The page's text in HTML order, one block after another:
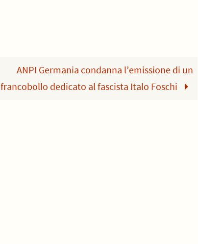
ANPI Germania condanna l’emissione di un
francobollo dedicato al fascista Italo Foschi